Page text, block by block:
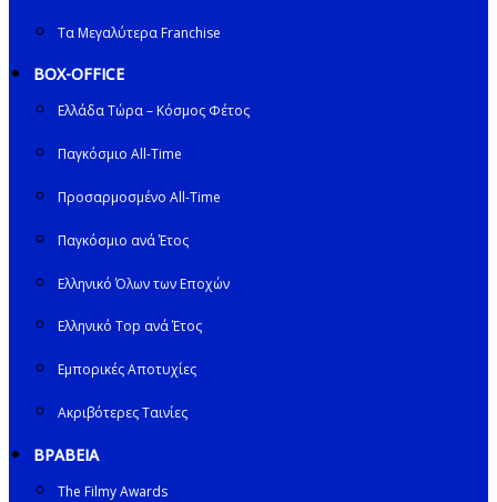
Τα Μεγαλύτερα Franchise
BOX-OFFICE
Ελλάδα Τώρα – Κόσμος Φέτος
Παγκόσμιο All-Time
Προσαρμοσμένο All-Time
Παγκόσμιο ανά Έτος
Ελληνικό Όλων των Εποχών
Ελληνικό Top ανά Έτος
Εμπορικές Αποτυχίες
Ακριβότερες Ταινίες
ΒΡΑΒΕΙΑ
The Filmy Awards